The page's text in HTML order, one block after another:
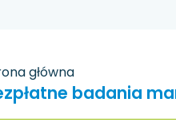
główna
badania